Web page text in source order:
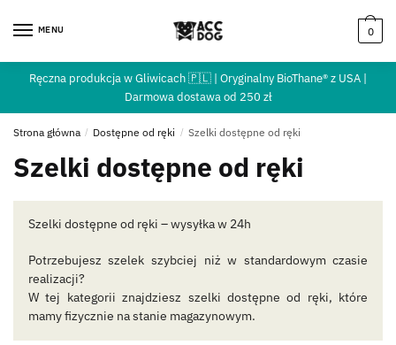
MENU 0
Ręczna produkcja w Gliwicach 🇵🇱 | Oryginalny BioThane® z USA |
Darmowa dostawa od 250 zł
Strona główna / Dostępne od ręki / Szelki dostępne od ręki
Szelki dostępne od ręki
Szelki dostępne od ręki – wysyłka w 24h
Potrzebujesz szelek szybciej niż w standardowym czasie
realizacji?
W tej kategorii znajdziesz szelki dostępne od ręki, które
mamy fizycznie na stanie magazynowym.